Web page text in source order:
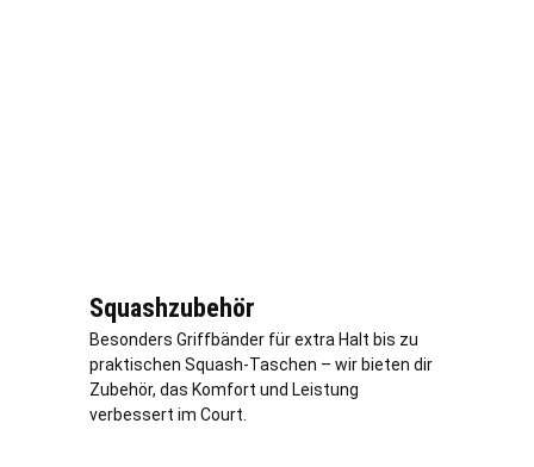
Squashzubehör
Besonders Griffbänder für extra Halt bis zu
praktischen Squash-Taschen – wir bieten dir
Zubehör, das Komfort und Leistung
verbessert im Court.